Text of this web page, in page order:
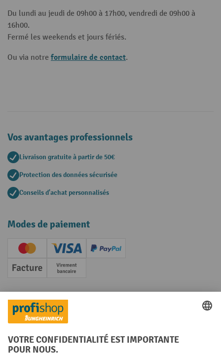
Du lundi au jeudi de 09h00 à 17h00, vendredi de 09h00 à
16h00.
Fermé les weekends et jours fériés.
Ou via notre formulaire de contact.
Vos avantages professionnels
Livraison gratuite à partir de 50€
Protection des données sécurisée
Conseils d'achat personnalisés
Modes de paiement
Creditcard (Master)Creditcard (Visa)
PayPal
Facture Paiement anticipé
Réseaux sociaux
Facebook
YouTube
LinkedInInstagram